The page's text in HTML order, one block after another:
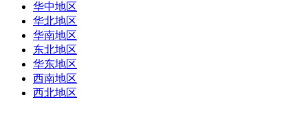
华中地区
华北地区
华南地区
东北地区
华东地区
西南地区
西北地区